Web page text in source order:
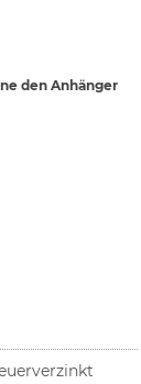
den Anhänger